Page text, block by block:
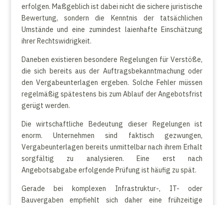
erfolgen. Maßgeblich ist dabei nicht die sichere juristische
Bewertung, sondern die Kenntnis der tatsächlichen
Umstände und eine zumindest laienhafte Einschätzung
ihrer Rechtswidrigkeit.
Daneben existieren besondere Regelungen für Verstöße,
die sich bereits aus der Auftragsbekanntmachung oder
den Vergabeunterlagen ergeben. Solche Fehler müssen
regelmäßig spätestens bis zum Ablauf der Angebotsfrist
gerügt werden.
Die wirtschaftliche Bedeutung dieser Regelungen ist
enorm. Unternehmen sind faktisch gezwungen,
Vergabeunterlagen bereits unmittelbar nach ihrem Erhalt
sorgfältig zu analysieren. Eine erst nach
Angebotsabgabe erfolgende Prüfung ist häufig zu spät.
Gerade bei komplexen Infrastruktur-, IT- oder
Bauvergaben empfiehlt sich daher eine frühzeitige